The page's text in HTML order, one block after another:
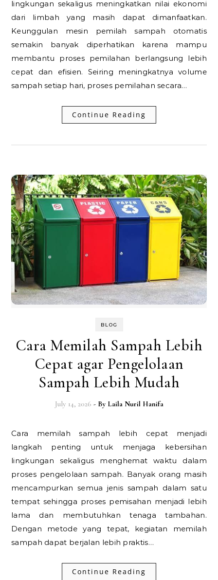
lingkungan sekaligus meningkatkan nilai ekonomi
dari limbah yang masih dapat dimanfaatkan.
Keunggulan mesin pemilah sampah otomatis
semakin banyak diperhatikan karena mampu
membantu proses pemilahan berlangsung lebih
cepat dan efisien. Seiring meningkatnya volume
sampah setiap hari, proses pemilahan secara…
Continue Reading
BLOG
Cara Memilah Sampah Lebih
Cepat agar Pengelolaan
Sampah Lebih Mudah
July 14, 2026 - By Laila Nuril Hanifa
Cara memilah sampah lebih cepat menjadi
langkah penting untuk menjaga kebersihan
lingkungan sekaligus menghemat waktu dalam
proses pengelolaan sampah. Banyak orang masih
mencampurkan semua jenis sampah dalam satu
tempat sehingga proses pemisahan menjadi lebih
lama dan membutuhkan tenaga tambahan.
Dengan metode yang tepat, kegiatan memilah
sampah dapat berjalan lebih praktis…
Continue Reading